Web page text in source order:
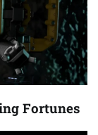
Fortunes